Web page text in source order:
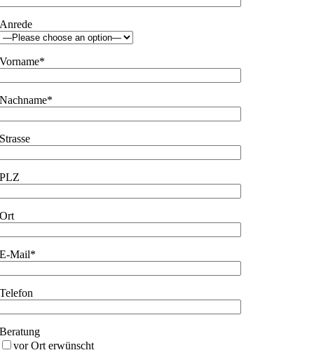
Anrede
Vorname*
Nachname*
Strasse
PLZ
Ort
E-Mail*
Telefon
Beratung
vor Ort erwünscht